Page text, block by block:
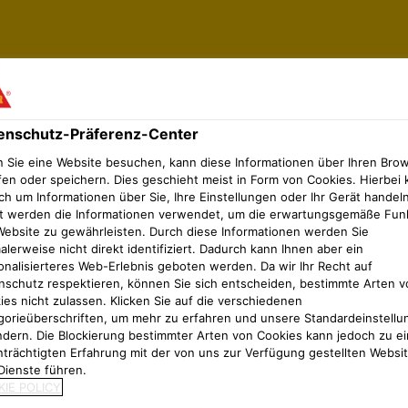
went wrong loading the listing. Please try refreshing
Präferenz-Center
Sie eine Website besuchen, kann diese Informationen über Ihren
oder speichern. Dies geschieht meist in Form von Cookies. Hierbei
um Informationen über Sie, Ihre Einstellungen oder Ihr Gerät
werden die Informationen verwendet, um die erwartungsgemäße
zu gewährleisten. Durch diese Informationen werden Sie
nicht direkt identifiziert. Dadurch kann Ihnen aber ein
Web-Erlebnis geboten werden. Da wir Ihr Recht auf
respektieren, können Sie sich entscheiden, bestimmte Arten
nicht zulassen. Klicken Sie auf die verschiedenen
um mehr zu erfahren und unsere
Die Blockierung bestimmter Arten von Cookies kann jedoch zu
Erfahrung mit der von uns zur Verfügung gestellten
führen.
POLICY